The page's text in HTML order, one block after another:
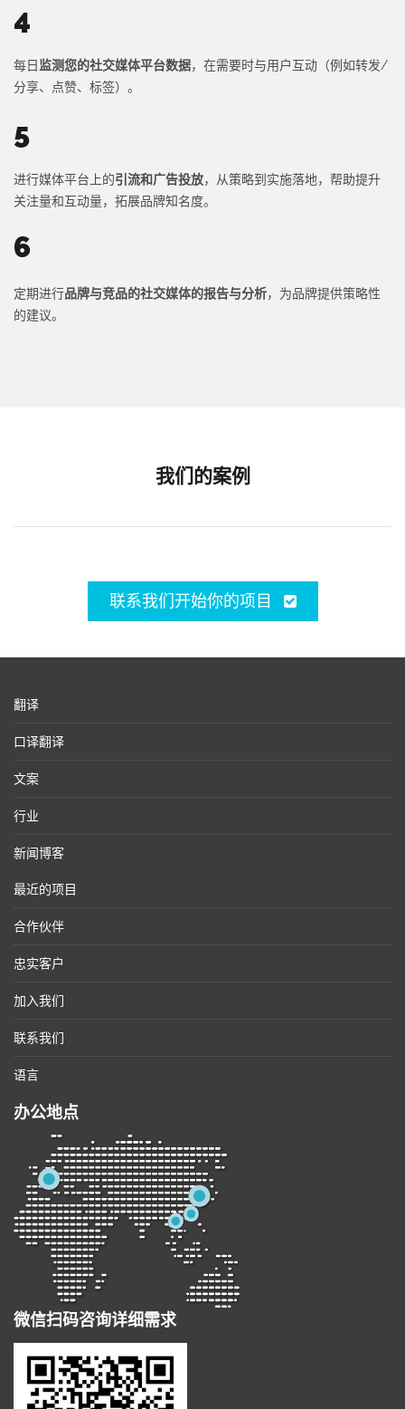
4
每日监测您的社交媒体平台数据，在需要时与用户互动（例如转发/
分享、点赞、标签）。
5
进行媒体平台上的引流和广告投放，从策略到实施落地，帮助提升
关注量和互动量，拓展品牌知名度。
6
定期进行品牌与竞品的社交媒体的报告与分析，为品牌提供策略性
的建议。
我们的案例
联系我们开始你的项目
翻译
口译翻译
文案
行业
新闻博客
最近的项目
合作伙伴
忠实客户
加入我们
联系我们
语言
办公地点
微信扫码咨询详细需求